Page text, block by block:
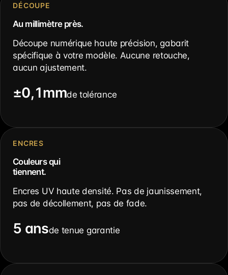
DÉCOUPE
Au millimètre près.
Découpe numérique haute précision, gabarit
spécifique à votre modèle. Aucune retouche,
aucun ajustement.
±0,1mmde tolérance
ENCRES
Couleurs qui
tiennent.
Encres UV haute densité. Pas de jaunissement,
pas de décollement, pas de fade.
5 ansde tenue garantie